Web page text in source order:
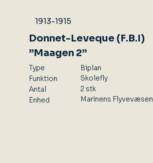
1913-1915
Donnet-Leveque (F.B.I)
”Maagen 2”
Type
Funktion
Antal
Enhed
Biplan
Skolefly
2 stk
Marinens Flyvevæsen